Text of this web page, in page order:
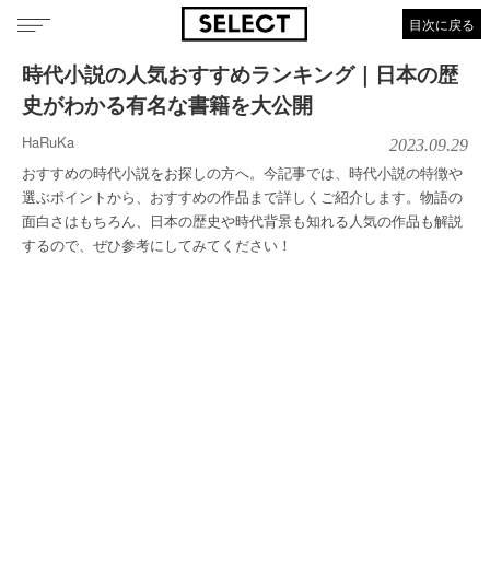
目次に戻る
時代小説の人気おすすめランキング｜日本の歴
史がわかる有名な書籍を大公開
HaRuKa 2023.09.29
おすすめの時代小説をお探しの方へ。今記事では、時代小説の特徴や
選ぶポイントから、おすすめの作品まで詳しくご紹介します。物語の
面白さはもちろん、日本の歴史や時代背景も知れる人気の作品も解説
するので、ぜひ参考にしてみてください！